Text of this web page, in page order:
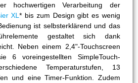
hochwertigen Verarbeitung der
XL* bis zum Design gibt es wenig
ist selbsterklärend und das
gestaltet sich dank
Neben einem 2,4"-Touchscreen
6 voreingestellten SimpleTouch-
Temperaturstufen, 13
und eine Timer-Funktion. Zudem